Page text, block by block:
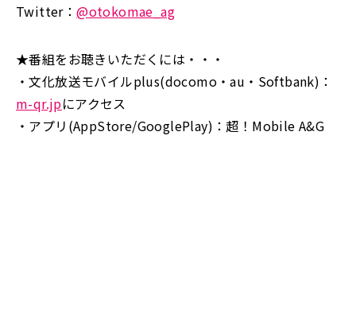
Twitter：@otokomae_ag
★番組をお聴きいただくには・・・
・文化放送モバイルplus(docomo・au・Softbank)：
m-qr.jpにアクセス
・アプリ(AppStore/GooglePlay)：超！Mobile A&G